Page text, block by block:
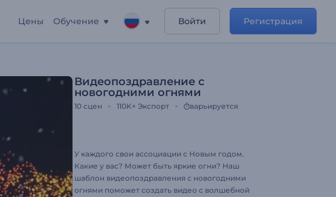
Цены Обучение Войти Регистрация
Видеопоздравление c
новогодними огнями
10 сцен 110K+ Экспорт варьируется
У каждого свои ассоциации с Новым годом.
Какие у вас? Может быть яркие огни? Наш
шаблон видеопоздравления с новогодними
огнями поможет создать видео с волшебной